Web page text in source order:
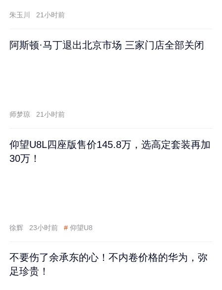
朱玉川 21小时前
阿斯顿·马丁退出北京市场 三家门店全部关闭
师梦琼 21小时前
仰望U8L四座版售价145.8万，选高定套装再加
30万！
徐辉 23小时前 # 仰望U8
不要伤了余承东的心！不内卷价格的华为，弥
足珍贵！